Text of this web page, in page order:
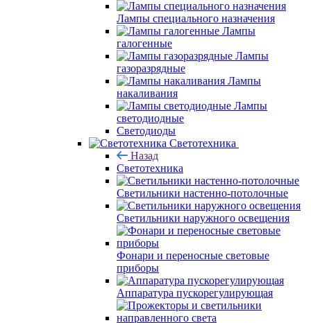
Лампы специального назначения
Лампы
галогенные
Лампы
газоразрядные
Лампы
накаливания
Лампы
светодиодные
Светодиоды
Светотехника
Назад
Светотехника
Светильники настенно-потолочные
Светильники наружного освещения
Фонари и переносные световые
приборы
Аппаратура пускорегулирующая